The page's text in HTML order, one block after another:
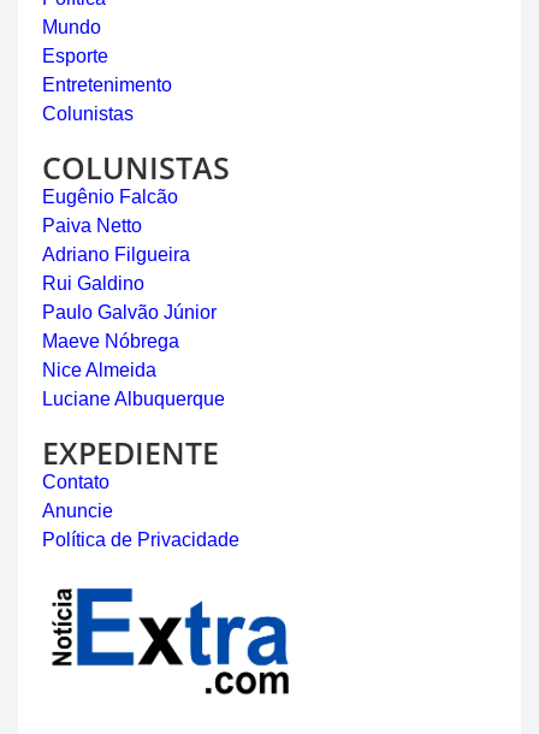
Mundo
Esporte
Entretenimento
Colunistas
COLUNISTAS
Eugênio Falcão
Paiva Netto
Adriano Filgueira
Rui Galdino
Paulo Galvão Júnior
Maeve Nóbrega
Nice Almeida
Luciane Albuquerque
EXPEDIENTE
Contato
Anuncie
Política de Privacidade